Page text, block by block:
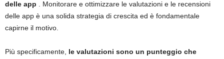
delle app . Monitorare e ottimizzare le valutazioni e le recensioni
delle app è una solida strategia di crescita ed è fondamentale
capirne il motivo.
Più specificamente, le valutazioni sono un punteggio che